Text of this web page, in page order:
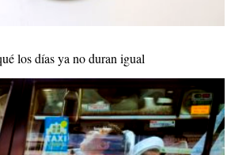
los días ya no duran igual